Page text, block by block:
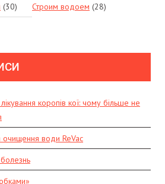
(30) Строим водоем (28)
коропів кої: чому більше не
очищення води ReVac